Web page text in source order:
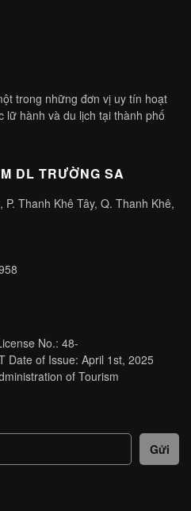
trong những đơn vị uy tín hoạt
hành và du lịch tại thành phố
DL TRƯỜNG SA
Thanh Khê Tây, Q. Thanh Khê,
No.: 48-
Date of Issue: April 1st, 2025
of Tourism